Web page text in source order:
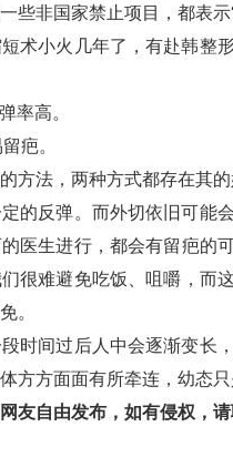
些非国家禁止项目，都表示
小火几年了，有赴韩整
高。
疤。
法，两种方式都存在其的
反弹。而外切依旧可能
医生进行，都会有留疤的
很难避免吃饭、咀嚼，而
。
间过后人中会逐渐变长
方方面面有所牵连，幼态
友自由发布，如有侵权，